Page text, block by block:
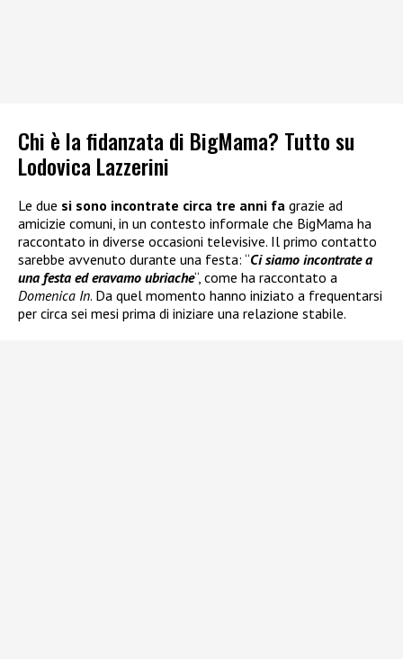
Chi è la fidanzata di BigMama? Tutto su
Lodovica Lazzerini
Le due si sono incontrate circa tre anni fa grazie ad
amicizie comuni, in un contesto informale che BigMama ha
raccontato in diverse occasioni televisive. Il primo contatto
sarebbe avvenuto durante una festa: “Ci siamo incontrate a
una festa ed eravamo ubriache“, come ha raccontato a
Domenica In. Da quel momento hanno iniziato a frequentarsi
per circa sei mesi prima di iniziare una relazione stabile.